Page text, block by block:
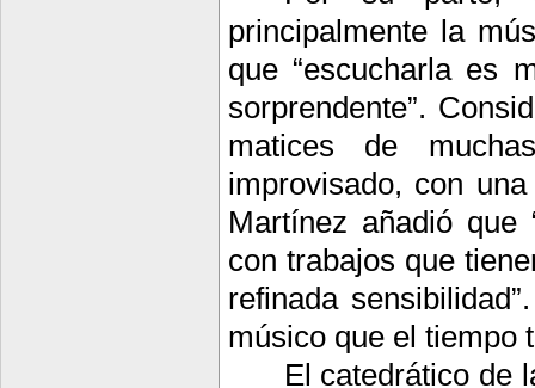
principalmente la
que “escucharla es
sorprendente”.
matices de
improvisado, con
Martínez añadió
con trabajos que
refinada
músico que el tiempo
El catedrático de